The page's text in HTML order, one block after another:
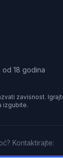
od 18 godina
zavisnost.
izgubite.
Kontaktirajte: